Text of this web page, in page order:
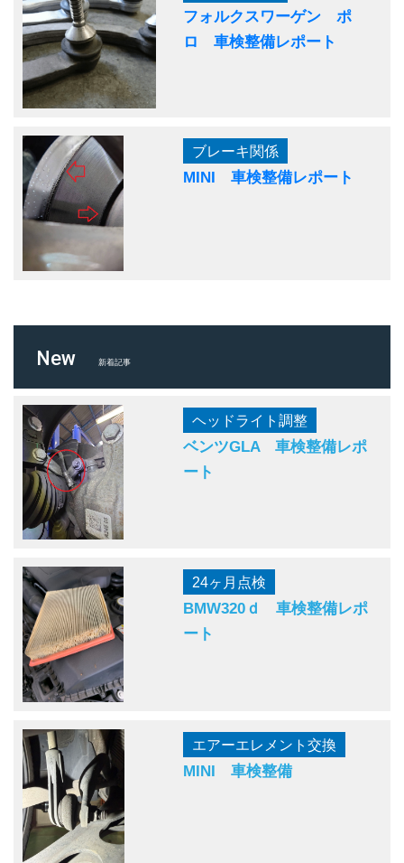
フォルクスワーゲン ポ
ロ 車検整備レポート
ブレーキ関係
MINI 車検整備レポート
New 新着記事
ヘッドライト調整
ベンツGLA 車検整備レポ
ート
24ヶ月点検
BMW320ｄ 車検整備レポ
ート
エアーエレメント交換
MINI 車検整備